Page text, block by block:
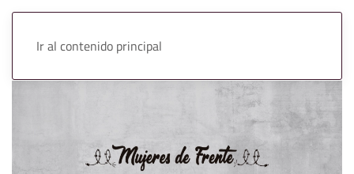
Ir al contenido principal